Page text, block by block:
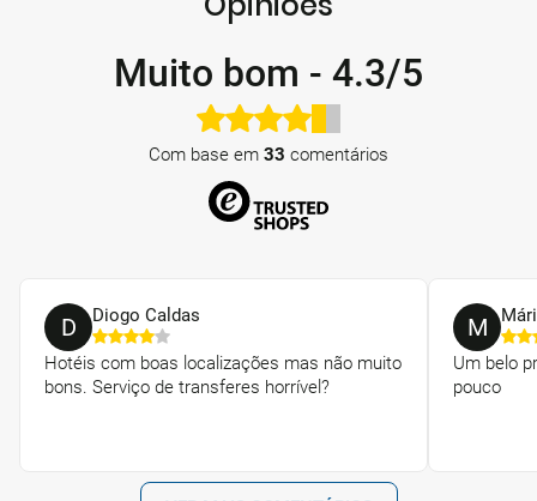
Muito bom - 4.3/5
Com base em 33 comentários
D Diogo Caldas
Hotéis com boas localizações mas não muito
bons. Serviço de transferes horrível?
M
Um belo
pouco